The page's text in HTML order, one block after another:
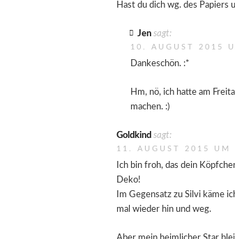
Hast du dich wg. des
Jen sagt:
10. AUGUST 2015
Dankeschön. :*
Hm, nö, ich hatte am
machen. :)
Goldkind sagt:
11. AUGUST 2015 UM
Ich bin froh, das dein
Deko!
Im Gegensatz zu Silvi käme
mal wieder hin und weg.